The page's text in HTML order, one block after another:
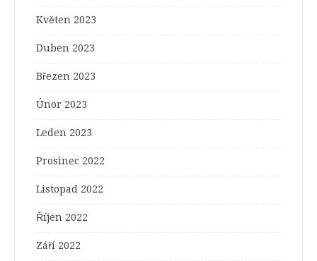
Květen 2023
Duben 2023
Březen 2023
Únor 2023
Leden 2023
Prosinec 2022
Listopad 2022
Říjen 2022
Září 2022